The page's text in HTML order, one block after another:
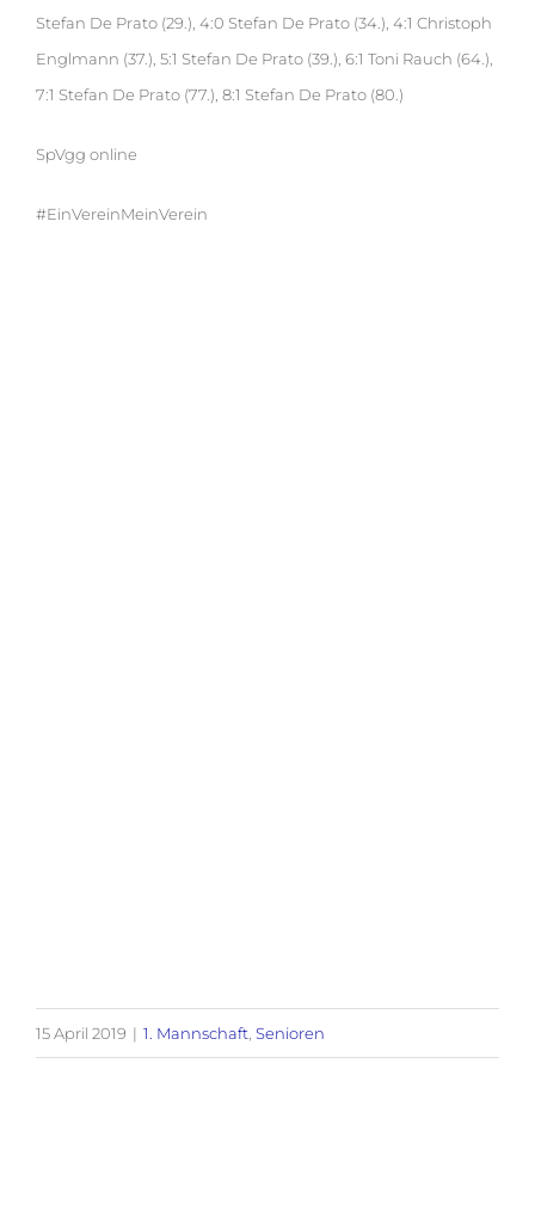
Stefan De Prato (29.), 4:0 Stefan De Prato (34.), 4:1 Christoph
Englmann (37.), 5:1 Stefan De Prato (39.), 6:1 Toni Rauch (64.),
7:1 Stefan De Prato (77.), 8:1 Stefan De Prato (80.)
SpVgg online
#EinVereinMeinVerein
15 April 2019 | 1. Mannschaft Senioren